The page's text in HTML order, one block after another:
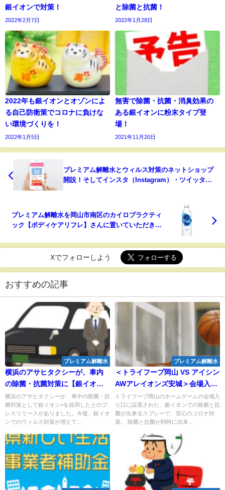
銀イオンで対策！
2022年2月7日
と除菌と抗菌！
2022年1月28日
2022年も銀イオンとオゾンによ
る自己防衛策でコロナに負けな
い環境づくりを！
2022年1月5日
無害で除菌・抗菌・消臭効果の
ある銀イオンに粉末タイプ登
場！
2021年11月20日
プレミアム解離水とウィルス対策のネットショップ
開設！そしてインスタ（Instagram）・ツイッター
プレミアム解離水を岡山市南区のカイロプラクティ
ック【ボディケアリフレ】さんに置いていただきま
Xでフォローしよう
おすすめの記事
プレミアム解離水
横浜のアサヒタクシーが、車内
の除菌・抗菌対策に【銀イオン
水（AG+）】を採用！製造元は
内海商運の扱う銀イオン+と同じ
環境サイエンス！
横浜のアサヒタクシーが、車中の除菌・抗
菌対策として銀イオン+を採用したとのプ
レスリリースがありました。今後、銀イオ
ンでのウィルス対策が増えて...
プレミアム解離水
＜トライフープ岡山 VS アイシン
AWアレイオンズ安城＞会場入り
口には銀イオンの除菌・抗菌ス
プレーで安心のコロナ対策！
トライフープ岡山のホームゲームの会場入
り口に設置された、銀イオンでの除菌と抗
菌が出来るスプレーで、安心のコロナ対
策。 除菌と抗菌が同時に出来...